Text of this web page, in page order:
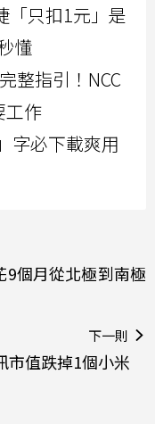
「只扣1元」是
懂
整指引！NCC
工作
字必下載爽用
個月從北極到南極
下一則
市值跌掉1個小米